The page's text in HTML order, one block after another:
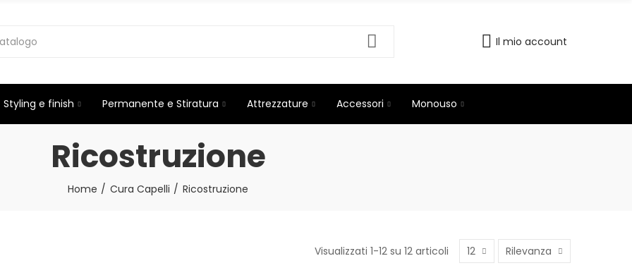
Il mio account
Styling e finish Permanente e Stiratura Attrezzature Accessori Monouso
Ricostruzione
Home Cura Capelli Ricostruzione
Visualizzati 1-12 su 12 articoli 12 Rilevanza